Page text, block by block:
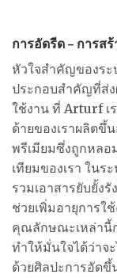
การอัดรีด – การส
หัวใจสำคัญของระ
ประกอบสำคัญที่ส่
ใช้งาน ที่ Arturf เ
ด้ายของเราผลิตขึ้
พรีเมียมซึ่งถูกหลอ
เทียมของเรา ใน
รวมเอาสารยับยั้ง
ช่วยเพิ่มอายุการใ
คุณลักษณะเหล่านี้
ทำให้มั่นใจได้ว่าจ
ด้วยศิลปะการอัดขึ้